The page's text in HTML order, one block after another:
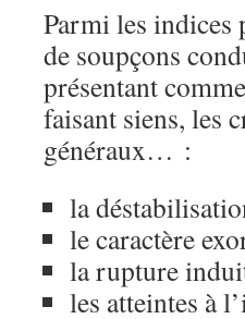
Parmi les indices
de soupçons
présentant
faisant siens, les
généraux… :
la
le caractère
la rupture
les atteintes à